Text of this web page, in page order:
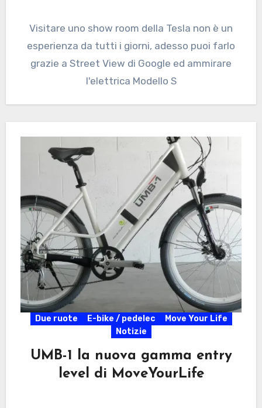
Visitare uno show room della Tesla non è un
esperienza da tutti i giorni, adesso puoi farlo
grazie a Street View di Google ed ammirare
l'elettrica Modello S
Due ruote E-bike / pedelec
Move Your Life
Notizie
UMB-1 la nuova gamma entry
level di MoveYourLife